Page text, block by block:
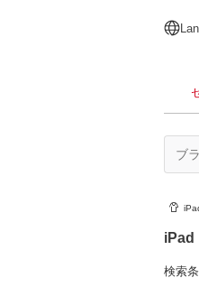
日本語
简体
繁體
iPad
検索